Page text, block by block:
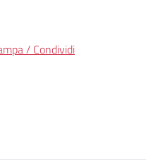
/ Condividi